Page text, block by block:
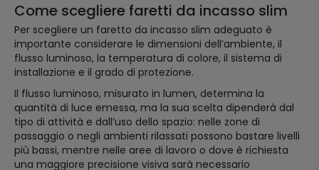
Come scegliere faretti da incasso slim
Per scegliere un faretto da incasso slim adeguato è
importante considerare le dimensioni dell’ambiente, il
flusso luminoso, la temperatura di colore, il sistema di
installazione e il grado di protezione.
Il flusso luminoso, misurato in lumen, determina la
quantità di luce emessa, ma la sua scelta dipenderà dal
tipo di attività e dall’uso dello spazio: nelle zone di
passaggio o negli ambienti rilassati possono bastare livelli
più bassi, mentre nelle aree di lavoro o dove è richiesta
una maggiore precisione visiva sarà necessario